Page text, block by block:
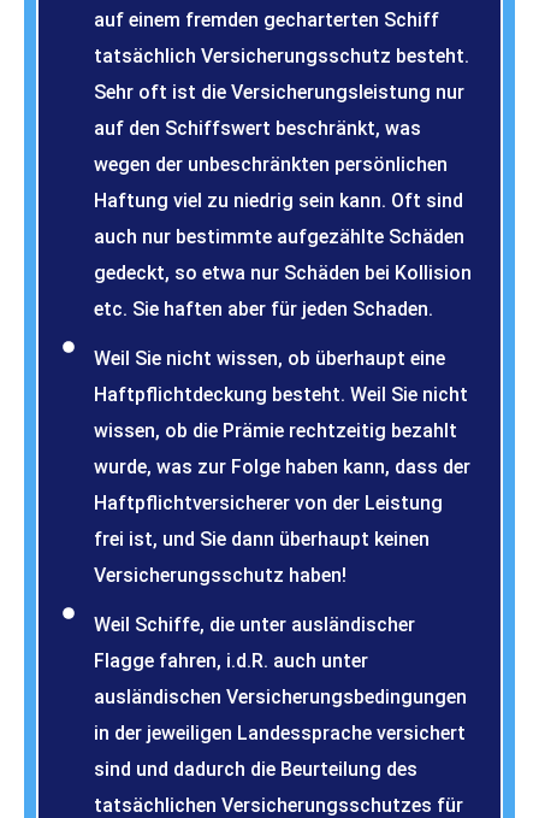
auf einem fremden gecharterten Schiff
tatsächlich Versicherungsschutz besteht.
Sehr oft ist die Versicherungsleistung nur
auf den Schiffswert beschränkt, was
wegen der unbeschränkten persönlichen
Haftung viel zu niedrig sein kann. Oft sind
auch nur bestimmte aufgezählte Schäden
gedeckt, so etwa nur Schäden bei Kollision
etc. Sie haften aber für jeden Schaden.
Weil Sie nicht wissen, ob überhaupt eine
Haftpflichtdeckung besteht. Weil Sie nicht
wissen, ob die Prämie rechtzeitig bezahlt
wurde, was zur Folge haben kann, dass der
Haftpflichtversicherer von der Leistung
frei ist, und Sie dann überhaupt keinen
Versicherungsschutz haben!
Weil Schiffe, die unter ausländischer
Flagge fahren, i.d.R. auch unter
ausländischen Versicherungsbedingungen
in der jeweiligen Landessprache versichert
sind und dadurch die Beurteilung des
tatsächlichen Versicherungsschutzes für